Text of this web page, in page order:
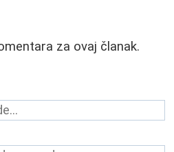
za ovaj članak.